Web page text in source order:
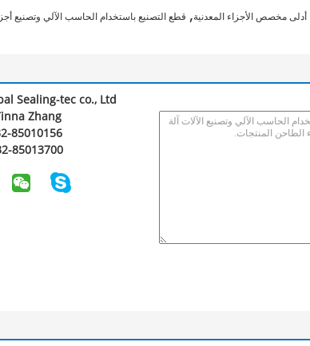
أدلى مخصص الأجزاء المعدنية, قطع التصنيع باستخدام الحاسب الآلي وتصنيع
Sealing-tec co., Ltd
Zhang
85010156
85013700